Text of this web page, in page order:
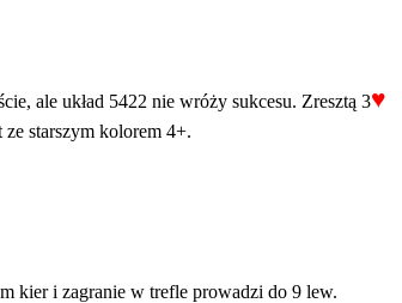
ale układ 5422 nie wróży sukcesu. Zresztą 3♥
starszym kolorem 4+.
kier i zagranie w trefle prowadzi do 9 lew.